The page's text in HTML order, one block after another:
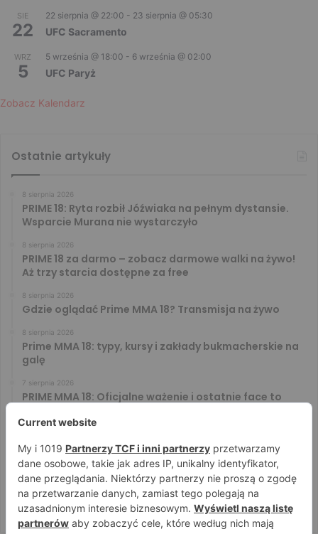
SIE
22
22 sierpnia @ 22:00 - 23 sierpnia @ 05:30
UFC Sacramento
WRZ
5
5 września @ 18:00 - 6 września @ 02:00
UFC Paryż
Zobacz Kalendarz
Ostatnie artykuły
8 sierpnia 2026
PRIME 18: Ryta rozbił Jóźwiaka na pełnym dystansie.
Wsparcie Murana nie wystarczyło
8 sierpnia 2026
PRIME 18 za darmo – zobacz darmowe walki na żywo!
Aż trzy starcia dostępne za free
8 sierpnia 2026
Gdzie oglądać Prime MMA 18? Transmisja na żywo
8 sierpnia 2026
Prime MMA 18: typy, kursy i zakłady bukmacherskie na
galę
7 sierpnia 2026
PRIME MMA 18: Oficjalne ważenie i ostatnie face to
Błachowicz nie zamierza odpuszczać. Odpowiedział
na słowa Whittakera!
7 sierpnia 2026
Menedżer Gaethje zdradził plany mistrza UFC: Gdyby
zakończył karierę dzisiaj, byłbym…